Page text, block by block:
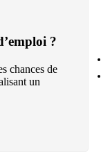
?
chances de
un